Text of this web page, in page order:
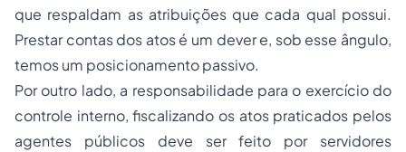
que respaldam as atribuições que cada qual possui.
Prestar contas dos atos é um dever e, sob esse ângulo,
temos um posicionamento passivo.
Por outro lado, a responsabilidade para o exercício do
controle interno, fiscalizando os atos praticados pelos
agentes públicos deve ser feito por servidores